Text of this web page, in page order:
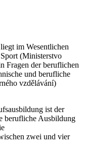
im Wesentlichen
(Ministerstvo
Fragen der beruflichen
und berufliche
vzdělávání)
ist der
berufliche Ausbildung
zwei und vier